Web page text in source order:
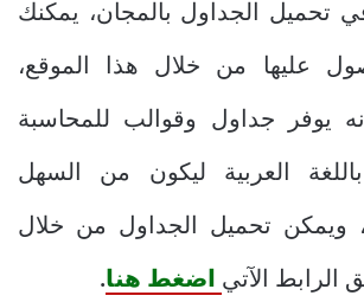
تحميل الجداول بالمجان، يمكنك
عليها من خلال هذا الموقع،
يوفر جداول وقوالب للمحاسبة
العربية ليكون من السهل
ويمكن تحميل الجداول من خلال
الرابط الآتي اضغط هنا.